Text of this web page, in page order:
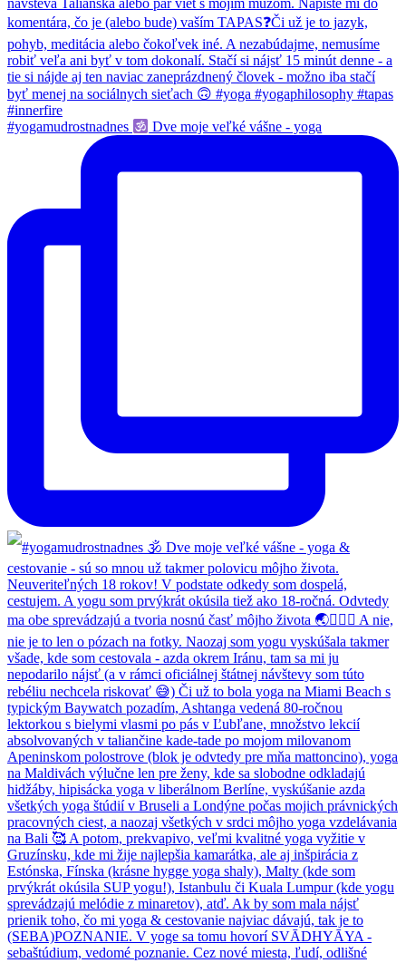
#yogamudrostnadnes Dve moje veľké vášne - yoga